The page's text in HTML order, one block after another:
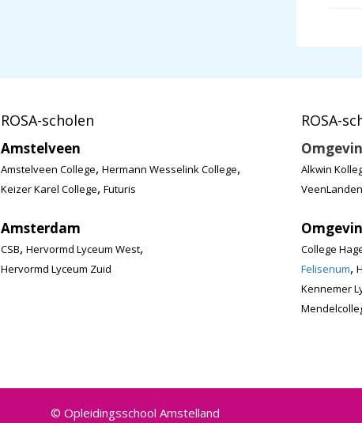
ROSA-scholen
Amstelveen
Amstelveen College, Hermann Wesselink College,
Keizer Karel College, Futuris
Amsterdam
CSB, Hervormd Lyceum West,
Hervormd Lyceum Zuid
ROSA-
Alkwin
College
Felisenum,
Kennemer
© Opleidingsschool Amstelland